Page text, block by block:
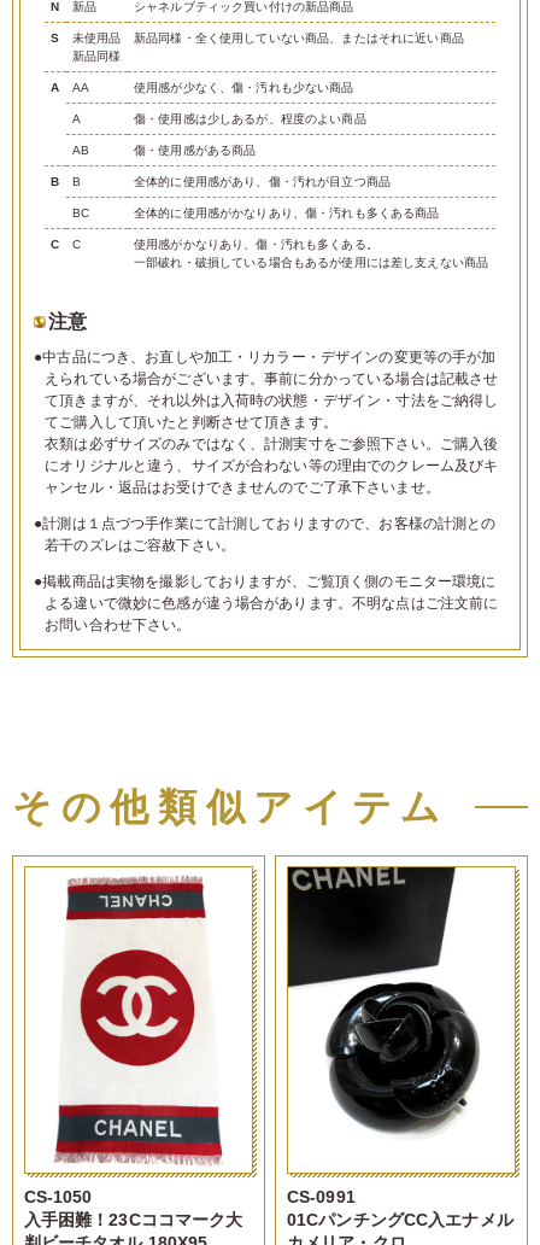
N 新品 シャネルブティック買い付けの新品商品
S
未使用品
新品同様
新品同様・全く使用していない商品、またはそれに近い商品
A AA 使用感が少なく、傷・汚れも少ない商品
A 傷・使用感は少しあるが、程度のよい商品
AB 傷・使用感がある商品
B B 全体的に使用感があり、傷・汚れが目立つ商品
BC 全体的に使用感がかなりあり、傷・汚れも多くある商品
C C
使用感がかなりあり、傷・汚れも多くある。
一部破れ・破損している場合もあるが使用には差し支えない商品
注意
●中古品につき、お直しや加工・リカラー・デザインの変更等の手が加
えられている場合がございます。事前に分かっている場合は記載させ
て頂きますが、それ以外は入荷時の状態・デザイン・寸法をご納得し
てご購入して頂いたと判断させて頂きます。
衣類は必ずサイズのみではなく、計測実寸をご参照下さい。ご購入後
にオリジナルと違う、サイズが合わない等の理由でのクレーム及びキ
ャンセル・返品はお受けできませんのでご了承下さいませ。
●計測は１点づつ手作業にて計測しておりますので、お客様の計測との
若干のズレはご容赦下さい。
●掲載商品は実物を撮影しておりますが、ご覧頂く側のモニター環境に
よる違いで微妙に色感が違う場合があります。不明な点はご注文前に
お問い合わせ下さい。
その他類似アイテム
CS-1050
入手困難！23Cココマーク大
CS-0991
01CパンチングCC入エナメル